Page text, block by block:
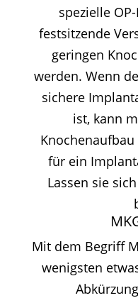
spezielle
festsitzende
geringen
werden. Wenn
sichere
ist, kann
für ein
Lassen sie
Mit dem Begriff
wenigsten